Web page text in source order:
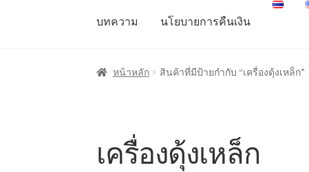
บทความ นโยบายการคืนเงิน
หน้าแรก Cart My account ชำระเงินตะกร้าสินค้า
หน้าหลัก สินค้าที่มีป้ายกำกับ “เครื่องดุ้งเหล็ก”
เครื่องดุ้งเหล็ก